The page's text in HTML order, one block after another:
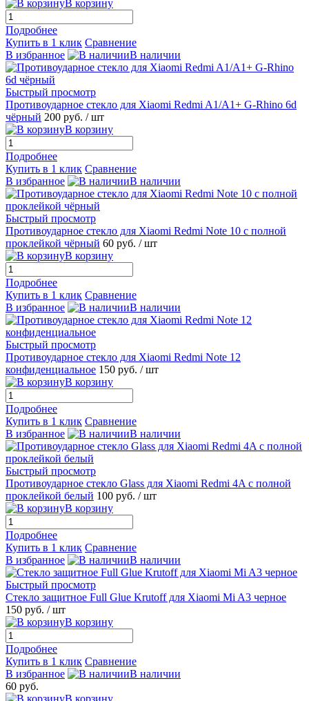
В корзину
Подробнее
Купить в 1 клик Сравнение
В избранное
В наличии
Быстрый просмотр
Противоударное стекло для Xiaomi Redmi A1/A1+ G-Rhino 6d
чёрный 200 руб. / шт
В корзину
Подробнее
Купить в 1 клик Сравнение
В избранное
В наличии
Быстрый просмотр
Противоударное стекло для Xiaomi Redmi Note 10 с полной
проклейкой чёрный 60 руб. / шт
В корзину
Подробнее
Купить в 1 клик Сравнение
В избранное
В наличии
Быстрый просмотр
Противоударное стекло для Xiaomi Redmi Note 12
конфиденциальное 150 руб. / шт
В корзину
Подробнее
Купить в 1 клик Сравнение
В избранное
В наличии
Быстрый просмотр
Противоударное стекло Glass для Xiaomi Redmi 4A с полной
проклейкой белый 100 руб. / шт
В корзину
Подробнее
Купить в 1 клик Сравнение
В избранное
В наличии
Быстрый просмотр
Стекло защитное Full Glue Krutoff для Xiaomi Mi A3 черное
150 руб. / шт
В корзину
Подробнее
Купить в 1 клик Сравнение
В избранное
В наличии
60 руб.
В корзину